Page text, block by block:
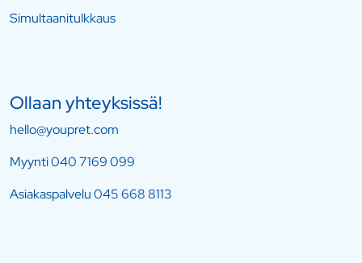
Simultaanitulkkaus
Ollaan yhteyksissä!
hello@youpret.com
Myynti040 7169 099
Asiakaspalvelu045 668 8113